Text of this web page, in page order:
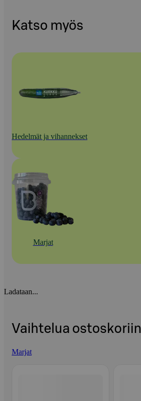
Katso myös
Hedelmät ja vihannekset
Marjat
Ladataan...
Vaihtelua ostoskoriin
Marjat